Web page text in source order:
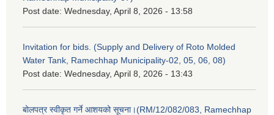
Post date: Wednesday, April 8, 2026 - 13:58
Invitation for bids. (Supply and Delivery of Roto Molded
Water Tank, Ramechhap Municipality-02, 05, 06, 08)
Post date: Wednesday, April 8, 2026 - 13:43
बोलपत्र स्वीकृत गर्ने आशयको सूचना।(RM/12/082/083, Ramechhap